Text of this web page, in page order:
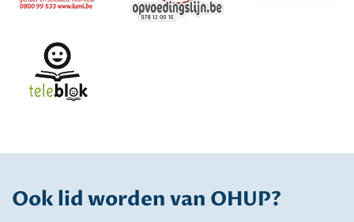
Ook lid worden van OHUP?